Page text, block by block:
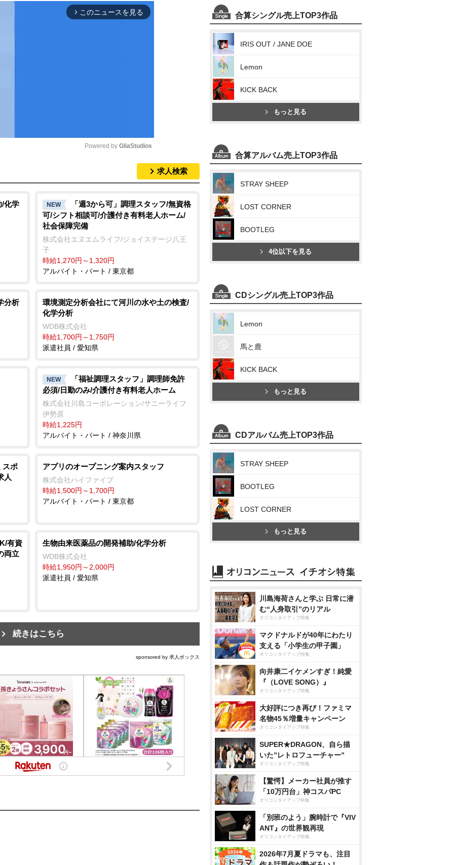
arrow_forward_ios このニュースを見る
t
e
Powered by GliaStudios
求人検索
/化学 NEW
「週3から可」調理スタッフ/無資格
可/シフト相談可/介護付き有料老人ホーム/
社会保障完備
株式会社エヌエムライフ/ジョイステージ八王
子
時給1,270円～1,320円
アルバイト・パート / 東京都
分析
環境測定分析会社にて河川の水や土の検査/
化学分析
WDB株式会社
時給1,700円～1,750円
派遣社員 / 愛知県
NEW
「福祉調理スタッフ」調理師免許
必須/日勤のみ/介護付き有料老人ホーム
株式会社川島コーポレーション/サニーライフ
伊勢原
時給1,225円
アルバイト・パート / 神奈川県
スポ
人
アプリのオープニング案内スタッフ
株式会社ハイファイブ
時給1,500円～1,700円
アルバイト・パート / 東京都
有資
両立
生物由来医薬品の開発補助/化学分析
WDB株式会社
時給1,950円～2,000円
派遣社員 / 愛知県
続きはこちら
sponsored by 求人ボックス
合算シングル売上TOP3作品
IRIS OUT / JANE DOE
Lemon
KICK BACK
もっと見る
合算アルバム売上TOP3作品
STRAY SHEEP
LOST CORNER
BOOTLEG
4位以下を見る
CDシングル売上TOP3作品
Lemon
馬と鹿
KICK BACK
もっと見る
CDアルバム売上TOP3作品
STRAY SHEEP
BOOTLEG
LOST CORNER
もっと見る
川島海荷さんと学ぶ 日常に潜
む“人身取引”のリアル
オリコンタイアップ特集
マクドナルドが40年にわたり
支える「小学生の甲子園」
オリコンタイアップ特集
向井康二イケメンすぎ！純愛
『（LOVE SONG）』
オリコンタイアップ特集
大好評につき再び！ファミマ
名物45％増量キャンペーン
オリコンタイアップ特集
SUPER★DRAGON、自ら描
いた”レトロフューチャー”
オリコンタイアップ特集
【驚愕】メーカー社員が推す
「10万円台」神コスパPC
オリコンタイアップ特集
「別班のよう」腕時計で『VIV
ANT』の世界観再現
オリコンタイアップ特集
2026年7月夏ドラマも、注目